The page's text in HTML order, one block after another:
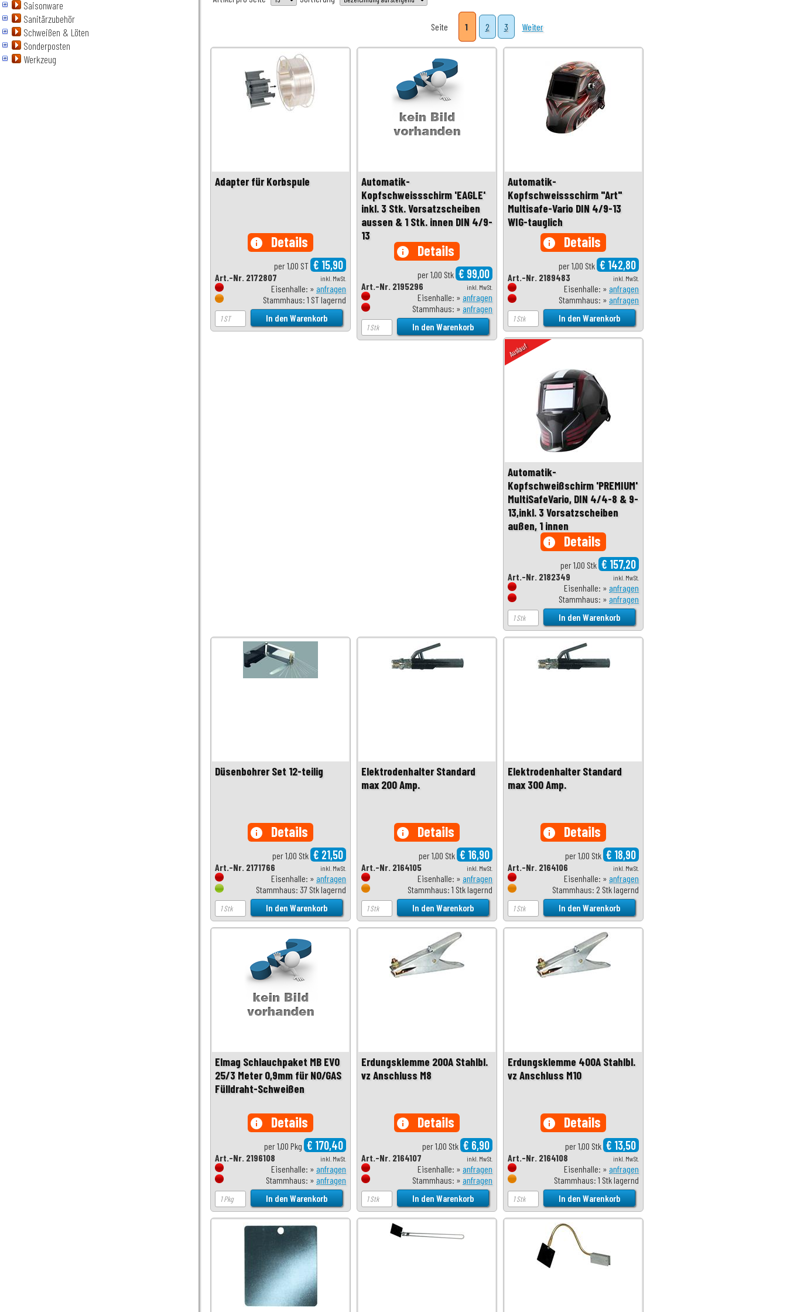
Saisonware
Sanitärzubehör
Schweißen & Löten
Sonderposten
Werkzeug
Seite 1 2 3 Weiter
Adapter für Korbspule
info Details
per 1,00 ST € 15,90
inkl. MwSt.
Art.-Nr. 2172807
Eisenhalle: » anfragen
Stammhaus: 1 ST lagernd
Automatik-
Kopfschweissschirm 'EAGLE'
inkl. 3 Stk. Vorsatzscheiben
aussen & 1 Stk. innen DIN 4/9-
13
info Details
per 1,00 Stk € 99,00
inkl. MwSt.
Art.-Nr. 2195296
Eisenhalle: » anfragen
Stammhaus: » anfragen
Automatik-
Kopfschweissschirm "Art"
Multisafe-Vario DIN 4/9-13
WIG-tauglich
info Details
per 1,00 Stk € 142,80
inkl. MwSt.
Art.-Nr. 2189483
Eisenhalle: » anfragen
Stammhaus: » anfragen
Auslauf
Automatik-
Kopfschweißschirm 'PREMIUM'
MultiSafeVario, DIN 4/4-8 & 9-
13,inkl. 3 Vorsatzscheiben
außen, 1 innen
info Details
per 1,00 Stk € 157,20
inkl. MwSt.
Art.-Nr. 2182349
Eisenhalle: » anfragen
Stammhaus: » anfragen
Düsenbohrer Set 12-teilig
info Details
per 1,00 Stk € 21,50
inkl. MwSt.
Art.-Nr. 2171766
Eisenhalle: » anfragen
Stammhaus: 37 Stk lagernd
Elektrodenhalter Standard
max 200 Amp.
info Details
per 1,00 Stk € 16,90
inkl. MwSt.
Art.-Nr. 2164105
Eisenhalle: » anfragen
Stammhaus: 1 Stk lagernd
Elektrodenhalter Standard
max 300 Amp.
info Details
per 1,00 Stk € 18,90
inkl. MwSt.
Art.-Nr. 2164106
Eisenhalle: » anfragen
Stammhaus: 2 Stk lagernd
Elmag Schlauchpaket MB EVO
25/3 Meter 0,9mm für NO/GAS
Fülldraht-Schweißen
info Details
per 1,00 Pkg € 170,40
inkl. MwSt.
Art.-Nr. 2196108
Eisenhalle: » anfragen
Stammhaus: » anfragen
Erdungsklemme 200A Stahlbl.
vz Anschluss M8
info Details
per 1,00 Stk € 6,90
inkl. MwSt.
Art.-Nr. 2164107
Eisenhalle: » anfragen
Stammhaus: » anfragen
Erdungsklemme 400A Stahlbl.
vz Anschluss M10
info Details
per 1,00 Stk € 13,50
inkl. MwSt.
Art.-Nr. 2164108
Eisenhalle: » anfragen
Stammhaus: 1 Stk lagernd